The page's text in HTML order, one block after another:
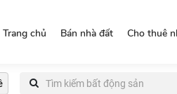
Trang chủ Bán nhà đất Cho thuê